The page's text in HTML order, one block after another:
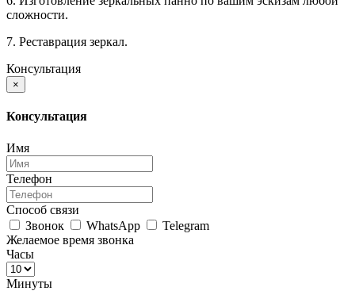
сложности.
7. Реставрация зеркал.
Консультация
×
Консультация
Имя
Телефон
Способ связи
Звонок
WhatsApp
Telegram
Желаемое время звонка
Часы
Минуты